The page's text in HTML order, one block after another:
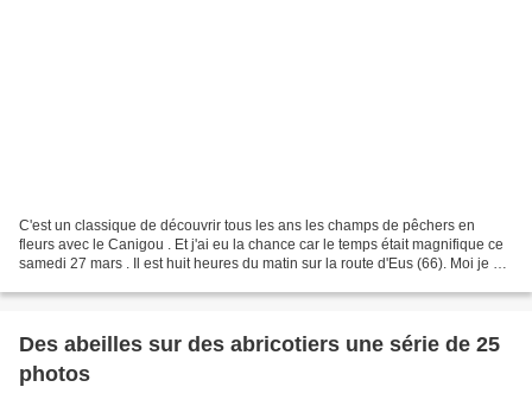
C'est un classique de découvrir tous les ans les champs de pêchers en
fleurs avec le Canigou . Et j'ai eu la chance car le temps était magnifique ce
samedi 27 mars . Il est huit heures du matin sur la route d'Eus (66). Moi je ne
Des abeilles sur des abricotiers une série de 25
photos